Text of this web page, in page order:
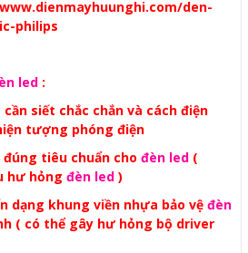
den-
philips
led :
siết chắc chắn và cách điện
tượng phóng điện
tiêu chuẩn cho đèn led (
hư hỏng đèn led )
dạng khung viền nhựa bảo vệ đèn
( có thể gây hư hỏng bộ driver